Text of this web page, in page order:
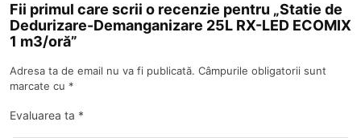
Fii primul care scrii o recenzie pentru „Statie de
Dedurizare-Demanganizare 25L RX-LED ECOMIX
1 m3/oră”
Adresa ta de email nu va fi publicată. Câmpurile obligatorii sunt
marcate cu *
Evaluarea ta *